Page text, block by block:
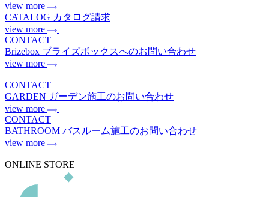
view more
CATALOG カタログ請求
view more
CONTACT
Brizebox ブライズボックスへのお問い合わせ
view more
CONTACT
GARDEN ガーデン施工のお問い合わせ
view more
CONTACT
BATHROOM バスルーム施工のお問い合わせ
view more
ONLINE STORE